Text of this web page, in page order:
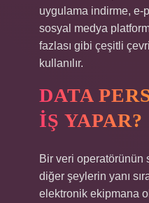
uygulama indirme, e-
sosyal medya
fazlası gibi çeşitli
kullanılır.
DATA
IŞ YAPAR?
Bir veri operatörünün
diğer şeylerin yanı
elektronik ekipmana